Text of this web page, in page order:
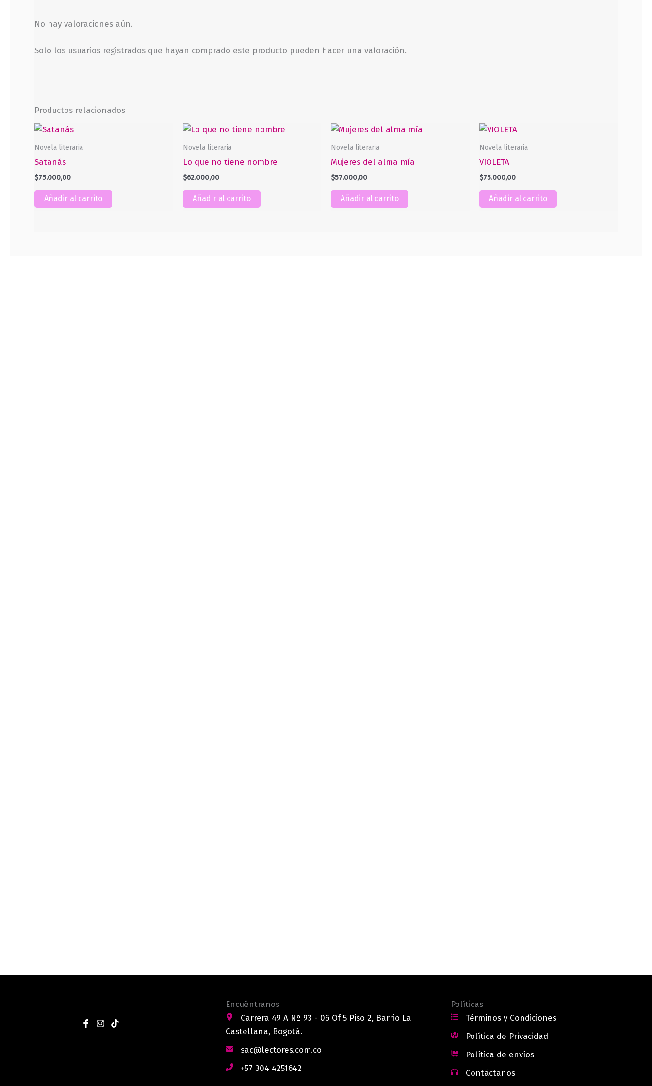
No hay valoraciones aún.
Solo los usuarios registrados que hayan comprado este producto pueden hacer una valoración.
Productos relacionados
Novela literaria
Satanás
$75.000,00
Añadir al carrito
Novela literaria
Lo que no tiene nombre
$62.000,00
Añadir al carrito
Novela literaria
Mujeres del alma mía
$57.000,00
Añadir al carrito
Novela literaria
VIOLETA
$75.000,00
Añadir al carrito
Encuéntranos
Carrera 49 A Nº 93 - 06 Of 5 Piso 2, Barrio La
Castellana, Bogotá.
sac@lectores.com.co
+57 304 4251642
Políticas
Términos y Condiciones
Política de Privacidad
Política de envíos
Contáctanos